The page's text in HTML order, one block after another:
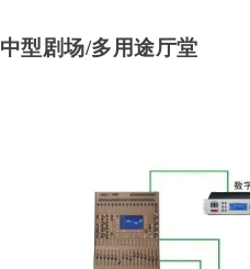
中型剧场/多用途厅堂